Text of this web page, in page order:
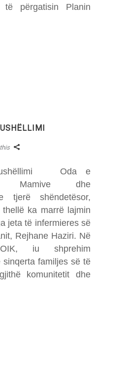
të përgatisin Planin
Oda e
Mamive dhe
tjerë shëndetësor,
ka marrë lajmin
jeta të infermieres së
Rejhane Haziri. Në
iu shprehim
sinqerta familjes së të
komunitetit dhe